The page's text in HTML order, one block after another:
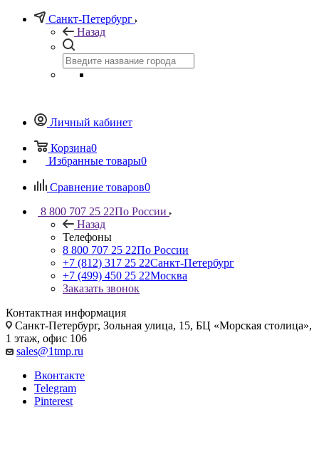
Санкт-Петербург
Назад
Личный кабинет
Корзина0
Избранные товары0
Сравнение товаров0
8 800 707 25 22По России
Назад
Телефоны
8 800 707 25 22По России
+7 (812) 317 25 22Санкт-Петербург
+7 (499) 450 25 22Москва
Заказать звонок
Контактная информация
Санкт-Петербург, Зольная улица, 15, БЦ «Морская столица»,
1 этаж, офис 106
sales@1tmp.ru
Вконтакте
Telegram
Pinterest